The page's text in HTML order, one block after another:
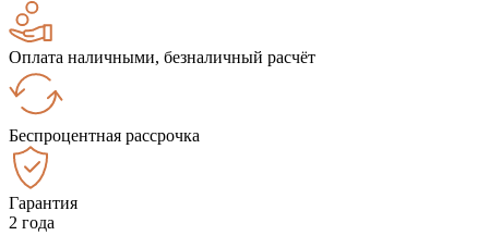
Оплата наличными, безналичный расчёт
Беспроцентная рассрочка
Гарантия
2 года